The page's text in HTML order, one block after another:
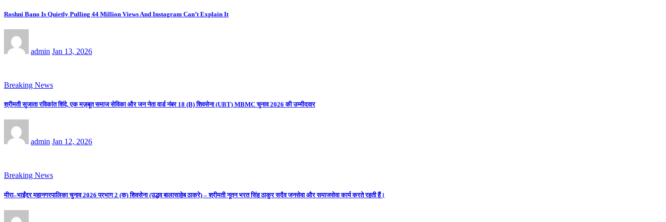
Roshni Bano Is Quietly Pulling 44 Million Views And Instagram Can’t Explain It
admin Jan 13, 2026
Breaking News
श्रीमती सुजाता रविकांत शिंदे, एक मज़बूत समाज सेविका और जन नेता वार्ड नंबर 18 (B) शिवसेना (UBT) MBMC चुनाव 2026 की उम्मीदवार
admin Jan 12, 2026
Breaking News
मीरा–भाईंदर महानगरपालिका चुनाव 2026 प्रभाग 2 (क) शिवसेना (उद्धव बालासाहेब ठाकरे) – श्रीमती नूतन भरत सिंह ठाकुर सदैव जनसेवा और समाजसेवा कार्य करते रहती हैं।